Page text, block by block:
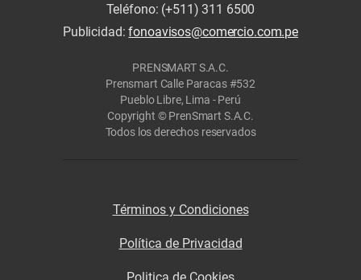
Teléfono: (+511) 311 6500
Publicidad:fonoavisos@comercio.com.pe
PRENSMART S.A.C.
Prensmart Calle Paracas #532
Pueblo Libre, Lima - Perú
Copyright © PrenSmart S.A.C.
Todos los derechos reservados
Términos y Condiciones
Política de Privacidad